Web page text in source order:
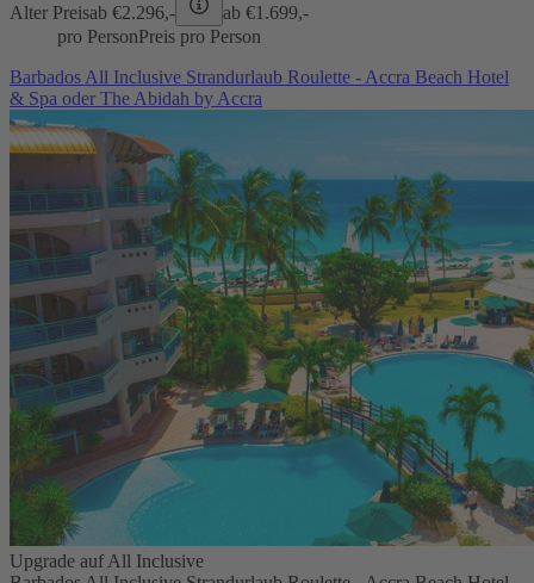
Alter Preisab €2.296,- ab €1.699,-
pro PersonPreis pro Person
Barbados All Inclusive Strandurlaub Roulette - Accra Beach Hotel
& Spa oder The Abidah by Accra
Upgrade auf All Inclusive